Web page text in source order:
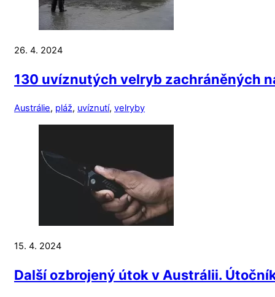
26. 4. 2024
130 uvíznutých velryb zachráněných
Austrálie, pláž, uvíznutí, velryby
15. 4. 2024
Další ozbrojený útok v Austrálii.